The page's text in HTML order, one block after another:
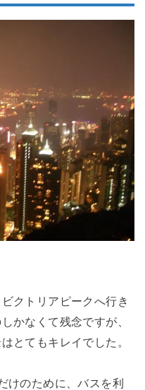
クトリアピークへ行き
かなくて残念ですが、
とてもキレイでした。
けのために、バスを利